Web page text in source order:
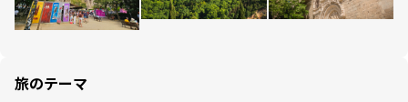
旅のテーマ